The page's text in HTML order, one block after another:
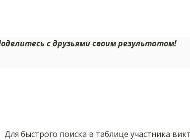
с друзьями своим результатом!
Для быстрого поиска в таблице участника